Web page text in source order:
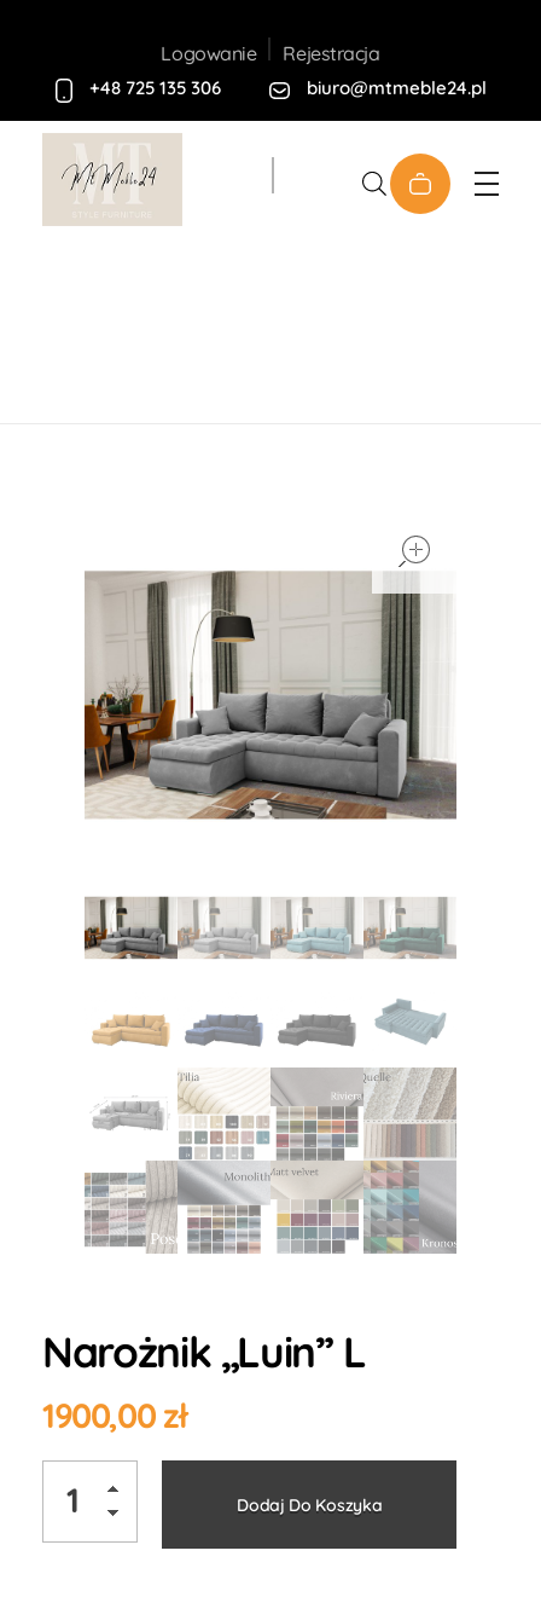
Logowanie Rejestracja
+48 725 135 306 biuro@mtmeble24.pl
Narożnik „Luin” L
1900,00zł
Dodaj Do Koszyka